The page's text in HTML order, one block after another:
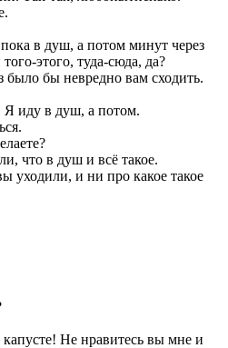
в душ, а потом минут через
этого, туда-сюда, да?
бы невредно вам сходить.
иду в душ, а потом.
что в душ и всё такое.
уходили, и ни про какое такое
Не нравитесь вы мне и